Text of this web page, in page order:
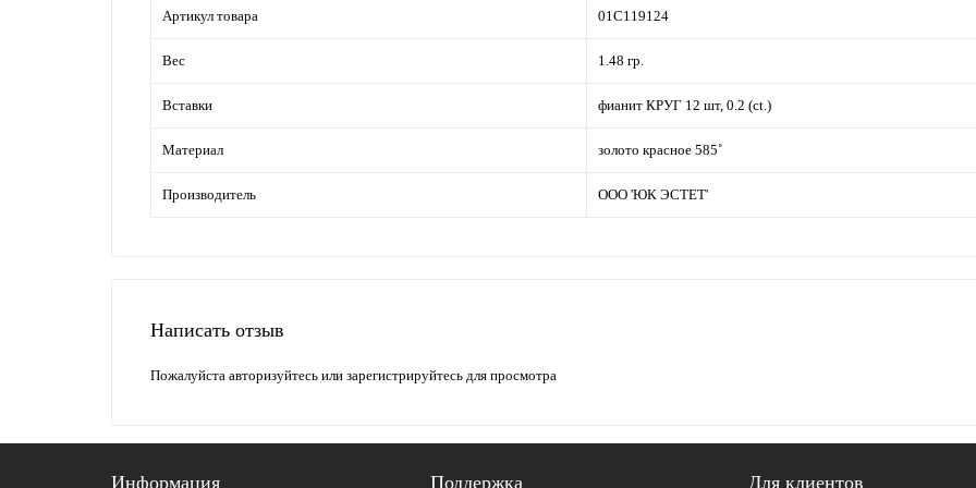
Артикул товара 01С119124
Вес 1.48 гр.
Вставки фианит КРУГ 12 шт, 0.2 (ct.)
Материал золото красное 585˚
Производитель ООО 'ЮК ЭСТЕТ'
Написать отзыв
Пожалуйста авторизуйтесь или зарегистрируйтесь для просмотра
Информация Поддержка Для клиентов